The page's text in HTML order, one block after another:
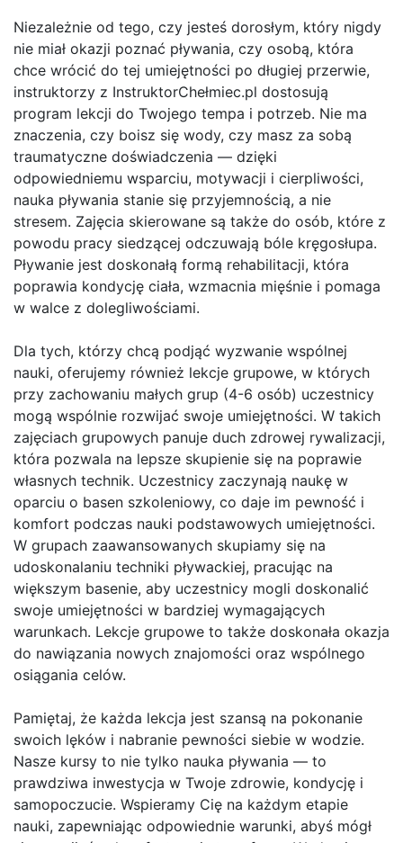
Niezależnie od tego, czy jesteś dorosłym, który nigdy
nie miał okazji poznać pływania, czy osobą, która
chce wrócić do tej umiejętności po długiej przerwie,
instruktorzy z InstruktorChełmiec.pl dostosują
program lekcji do Twojego tempa i potrzeb. Nie ma
znaczenia, czy boisz się wody, czy masz za sobą
traumatyczne doświadczenia — dzięki
odpowiedniemu wsparciu, motywacji i cierpliwości,
nauka pływania stanie się przyjemnością, a nie
stresem. Zajęcia skierowane są także do osób, które z
powodu pracy siedzącej odczuwają bóle kręgosłupa.
Pływanie jest doskonałą formą rehabilitacji, która
poprawia kondycję ciała, wzmacnia mięśnie i pomaga
w walce z dolegliwościami.
Dla tych, którzy chcą podjąć wyzwanie wspólnej
nauki, oferujemy również lekcje grupowe, w których
przy zachowaniu małych grup (4-6 osób) uczestnicy
mogą wspólnie rozwijać swoje umiejętności. W takich
zajęciach grupowych panuje duch zdrowej rywalizacji,
która pozwala na lepsze skupienie się na poprawie
własnych technik. Uczestnicy zaczynają naukę w
oparciu o basen szkoleniowy, co daje im pewność i
komfort podczas nauki podstawowych umiejętności.
W grupach zaawansowanych skupiamy się na
udoskonalaniu techniki pływackiej, pracując na
większym basenie, aby uczestnicy mogli doskonalić
swoje umiejętności w bardziej wymagających
warunkach. Lekcje grupowe to także doskonała okazja
do nawiązania nowych znajomości oraz wspólnego
osiągania celów.
Pamiętaj, że każda lekcja jest szansą na pokonanie
swoich lęków i nabranie pewności siebie w wodzie.
Nasze kursy to nie tylko nauka pływania — to
prawdziwa inwestycja w Twoje zdrowie, kondycję i
samopoczucie. Wspieramy Cię na każdym etapie
nauki, zapewniając odpowiednie warunki, abyś mógł